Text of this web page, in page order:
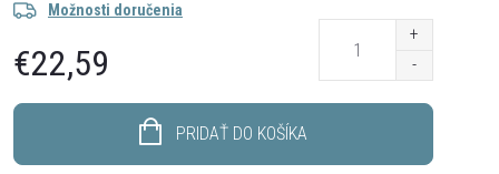
Možnosti doručenia
€22,59
PRIDAŤ DO KOŠÍKA